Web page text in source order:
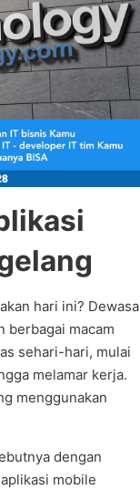
hari ini? Dewasa
berbagai macam
sehari-hari, mulai
melamar kerja.
menggunakan
dengan
mobile